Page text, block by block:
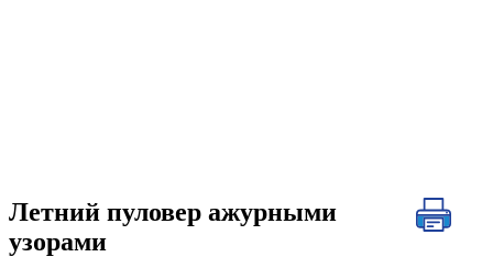
Летний пуловер ажурными
узорами